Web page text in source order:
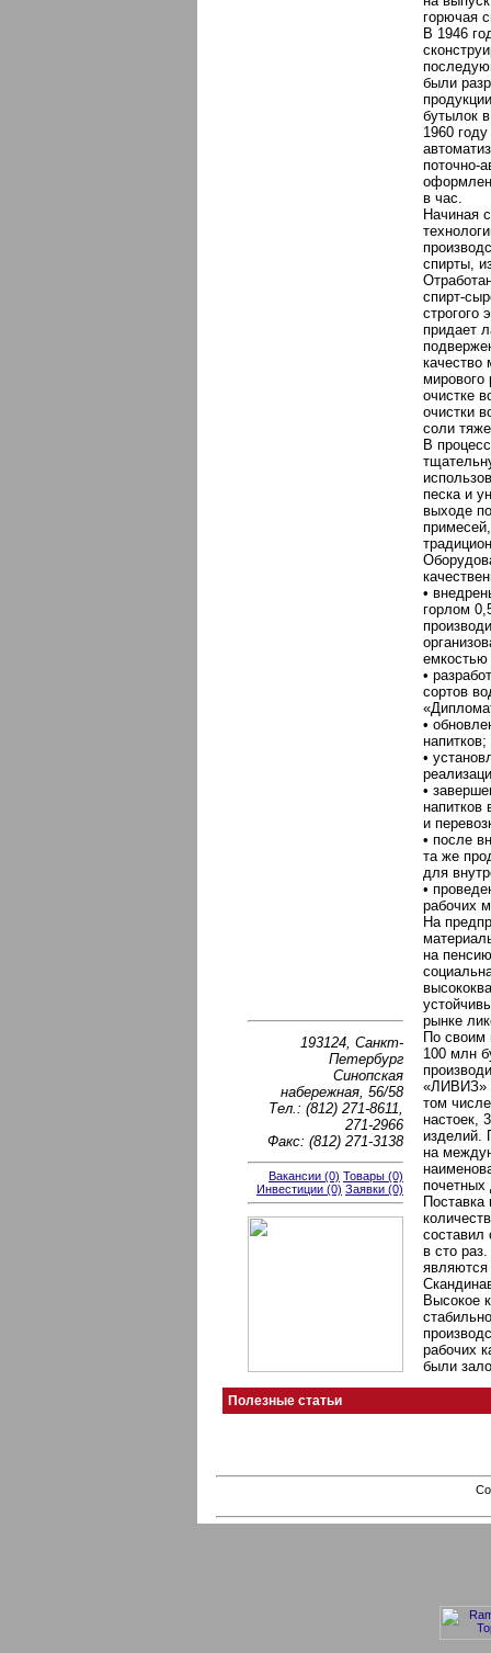
горючая
В 1946
были
бутылок
1960
поточно-
в час.
Начиная
спирты,
спирт-
строгого
придает
качество
мирового
очистке
очистки
соли
В
песка и
выходе
•
горлом
•
сортов
•
напитков;
•
•
напитков
и
• после
та же
для
•
рабочих
На
на
рынке
По своим
100 млн
«ЛИВИЗ»
том
настоек,
изделий.
на
Поставка
составил
в сто
Высокое
рабочих
были
193124, Санкт-
Петербург
Синопская
набережная, 56/58
Тел.: (812) 271-8611,
271-2966
Факс: (812) 271-3138
Вакансии (0) Товары (0)
Инвестиции (0) Заявки (0)
Полезные статьи